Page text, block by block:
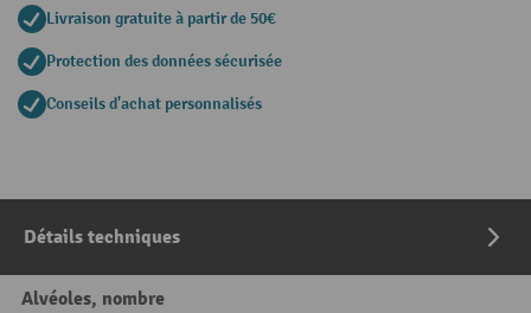
Livraison gratuite à partir de 50€
Protection des données sécurisée
Conseils d'achat personnalisés
Détails techniques
Alvéoles, nombre